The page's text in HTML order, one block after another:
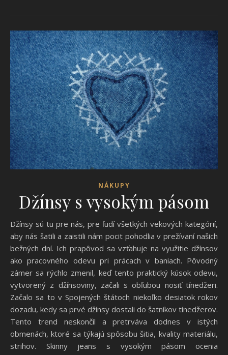
NÁKUPY
Džínsy s vysokým pásom
Džínsy sú tu pre nás, pre ľudí všetkých vekových kategórií,
aby nás šatili a zaistili nám pocit pohodlia v prežívaní našich
bežných dní. Ich prapôvod sa vzťahuje na využitie džínsov
ako pracovného odevu pri prácach v baniach. Pôvodný
zámer sa rýchlo zmenil, keď tento praktický kúsok odevu,
vytvorený z džínsoviny, začali s obľubou nosiť tínedžeri.
Začalo sa to v Spojených štátoch niekoľko desiatok rokov
dozadu, kedy sa prvé džínsy dostali do šatníkov tínedžerov.
Tento trend neskončil a pretrváva dodnes v istých
obmenách, ktoré sa týkajú spôsobu šitia, kvality materiálu,
strihov. Skinny jeans s vysokým pásom ocenia